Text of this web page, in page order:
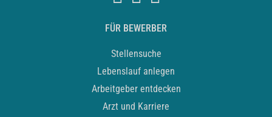
FÜR BEWERBER
Stellensuche
Lebenslauf anlegen
Arbeitgeber entdecken
Arzt und Karriere